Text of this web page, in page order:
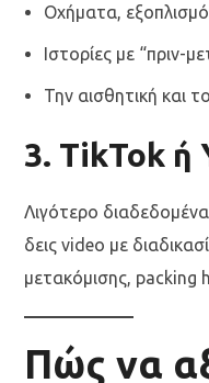
Οχήματα,
Ιστορίες με “πριν-
Την αισθητική και
3. TikTok ή
Λιγότερο
δεις video με
μετακόμισης, packing
Πώς να